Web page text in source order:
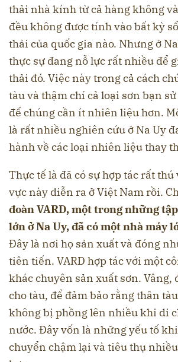
thải nhà kính từ cả hàng không
đều không được tính vào bất kỳ
thải của quốc gia nào. Nhưng ở
thực sự đang nỗ lực rất nhiều để
thải đó. Việc này trong cả cách
tàu và thậm chí cả loại sơn bạn
để chúng cần ít nhiên liệu hơn.
là rất nhiều nghiên cứu ở Na Uy
hành về các loại nhiên liệu thay
Thực tế là đã có sự hợp tác rất
vực này diễn ra ở Việt Nam rồi.
đoàn VARD, một trong những
lớn ở Na Uy, đã có một nhà máy
Đây là nơi họ sản xuất và đóng
tiên tiến. VARD hợp tác với một
khác chuyên sản xuất sơn. Vâng,
cho tàu, để đảm bảo rằng thân
không bị phồng lên nhiều khi di
nước. Đây vốn là những yếu tố
chuyển chậm lại và tiêu thụ